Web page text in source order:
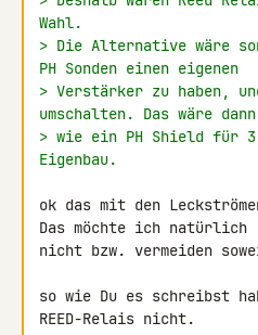
Wahl.
> Die Alternative wäre
PH Sonden einen eigenen
> Verstärker zu haben,
umschalten. Das wäre
> wie ein PH Shield für 3
Eigenbau.
ok das mit den
Das möchte ich natürlich
nicht bzw. vermeiden
so wie Du es schreibst
REED-Relais nicht.